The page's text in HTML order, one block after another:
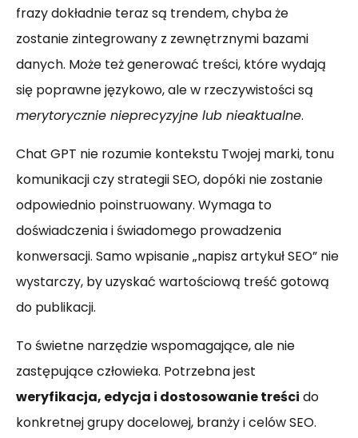
frazy dokładnie teraz są trendem, chyba że
zostanie zintegrowany z zewnętrznymi bazami
danych. Może też generować treści, które wydają
się poprawne językowo, ale w rzeczywistości są
merytorycznie nieprecyzyjne lub nieaktualne.
Chat GPT nie rozumie kontekstu Twojej marki, tonu
komunikacji czy strategii SEO, dopóki nie zostanie
odpowiednio poinstruowany. Wymaga to
doświadczenia i świadomego prowadzenia
konwersacji. Samo wpisanie „napisz artykuł SEO” nie
wystarczy, by uzyskać wartościową treść gotową
do publikacji.
To świetne narzędzie wspomagające, ale nie
zastępujące człowieka. Potrzebna jest
weryfikacja, edycja i dostosowanie treści do
konkretnej grupy docelowej, branży i celów SEO.